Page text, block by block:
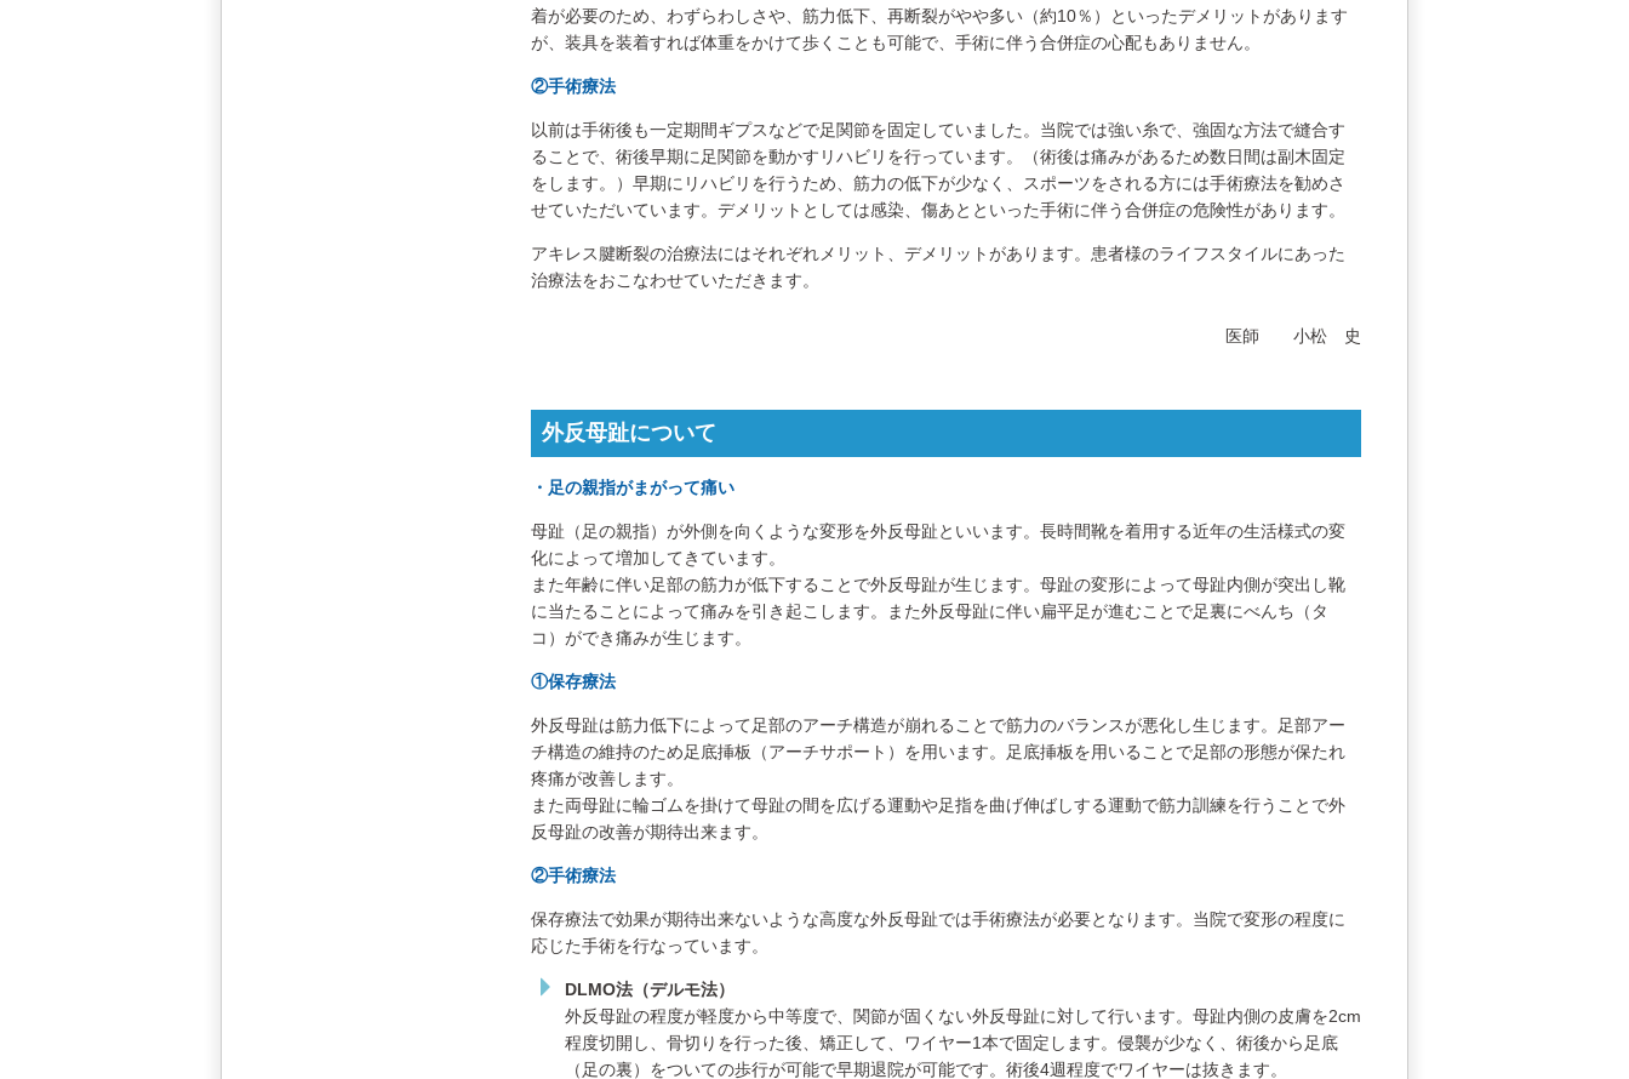
着が必要のため、わずらわしさや、筋力低下、再断裂がやや多い（約10％）といったデメリットがあります
が、装具を装着すれば体重をかけて歩くことも可能で、手術に伴う合併症の心配もありません。
②手術療法
以前は手術後も一定期間ギプスなどで足関節を固定していました。当院では強い糸で、強固な方法で縫合す
ることで、術後早期に足関節を動かすリハビリを行っています。（術後は痛みがあるため数日間は副木固定
をします。）早期にリハビリを行うため、筋力の低下が少なく、スポーツをされる方には手術療法を勧めさ
せていただいています。デメリットとしては感染、傷あとといった手術に伴う合併症の危険性があります。
アキレス腱断裂の治療法にはそれぞれメリット、デメリットがあります。患者様のライフスタイルにあった
治療法をおこなわせていただきます。
医師 小松 史
外反母趾について
・足の親指がまがって痛い
母趾（足の親指）が外側を向くような変形を外反母趾といいます。長時間靴を着用する近年の生活様式の変
化によって増加してきています。
また年齢に伴い足部の筋力が低下することで外反母趾が生じます。母趾の変形によって母趾内側が突出し靴
に当たることによって痛みを引き起こします。また外反母趾に伴い扁平足が進むことで足裏にべんち（タ
コ）ができ痛みが生じます。
①保存療法
外反母趾は筋力低下によって足部のアーチ構造が崩れることで筋力のバランスが悪化し生じます。足部アー
チ構造の維持のため足底挿板（アーチサポート）を用います。足底挿板を用いることで足部の形態が保たれ
疼痛が改善します。
また両母趾に輪ゴムを掛けて母趾の間を広げる運動や足指を曲げ伸ばしする運動で筋力訓練を行うことで外
反母趾の改善が期待出来ます。
②手術療法
保存療法で効果が期待出来ないような高度な外反母趾では手術療法が必要となります。当院で変形の程度に
応じた手術を行なっています。
DLMO法（デルモ法）
外反母趾の程度が軽度から中等度で、関節が固くない外反母趾に対して行います。母趾内側の皮膚を2cm
程度切開し、骨切りを行った後、矯正して、ワイヤー1本で固定します。侵襲が少なく、術後から足底
（足の裏）をついての歩行が可能で早期退院が可能です。術後4週程度でワイヤーは抜きます。